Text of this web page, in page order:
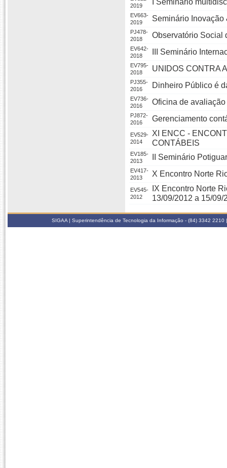
2019
I Seminário
EV663-
2019
Seminário Inovação
PJ478-
2018
Observatório Social
EV642-
2018
III Seminário
EV795-
2018
UNIDOS CONTRA
PJ355-
2016
Dinheiro Público é
EV736-
2016
Oficina de
PJ872-
2016
Gerenciamento
EV529-
2014
XI ENCC -
CONTÁBEIS
EV185-
2013
II Seminário
EV417-
2013
X Encontro Norte
EV545-
2012
IX Encontro Norte
13/09/2012 a 15/09/
SIGAA | Superintendência de Tecnologia da Informação - (84) 3342